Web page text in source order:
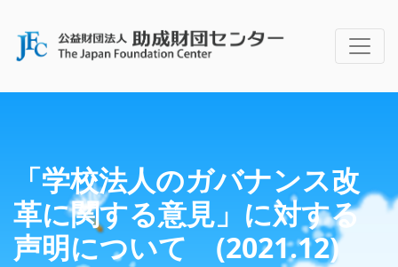
「学校法人のガバナンス改
革に関する意見」に対する
声明について (2021.12)